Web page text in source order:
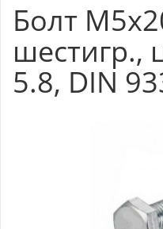
Болт
шестигр.,
5.8, DIN